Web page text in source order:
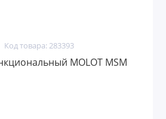
Код товара: 283393
MOLOT MSM